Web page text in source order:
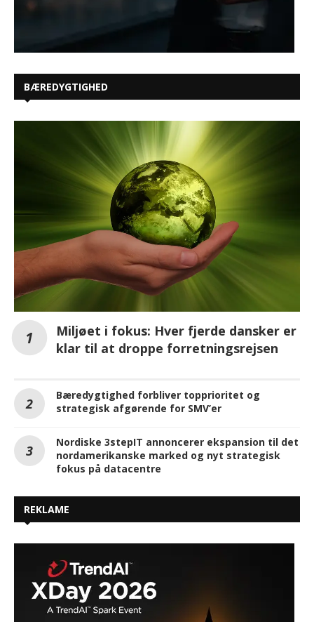
BÆREDYGTIGHED
Miljøet i fokus: Hver fjerde dansker er
klar til at droppe forretningsrejsen
Bæredygtighed forbliver topprioritet og
strategisk afgørende for SMV’er
Nordiske 3stepIT annoncerer ekspansion til det
nordamerikanske marked og nyt strategisk
fokus på datacentre
REKLAME